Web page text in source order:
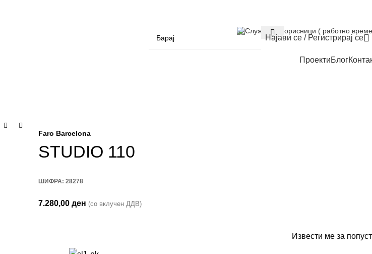
Служба за корисници ( работно
Најави се / Регистрирај се
ПроектиБлог
Faro Barcelona
STUDIO 110
ШИФРА: 28278
7.280,00 ден (со вклучен ДДВ)
Извести ме за попуст